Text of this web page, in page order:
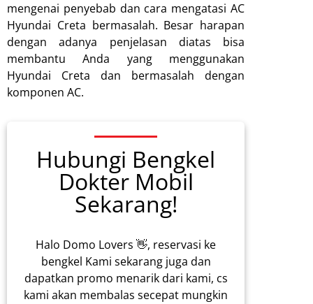
mengenai penyebab dan cara mengatasi AC
Hyundai Creta bermasalah. Besar harapan
dengan adanya penjelasan diatas bisa
membantu Anda yang menggunakan
Hyundai Creta dan bermasalah dengan
komponen AC.
Hubungi Bengkel
Dokter Mobil
Sekarang!
Halo Domo Lovers 👋, reservasi ke
bengkel Kami sekarang juga dan
dapatkan promo menarik dari kami, cs
kami akan membalas secepat mungkin